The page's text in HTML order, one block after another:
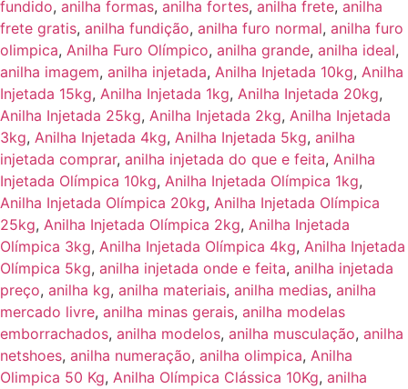
fundido, anilha formas, anilha fortes, anilha frete, anilha
frete gratis, anilha fundição, anilha furo normal, anilha furo
olimpica, Anilha Furo Olímpico, anilha grande, anilha ideal,
anilha imagem, anilha injetada, Anilha Injetada 10kg, Anilha
Injetada 15kg, Anilha Injetada 1kg, Anilha Injetada 20kg,
Anilha Injetada 25kg, Anilha Injetada 2kg, Anilha Injetada
3kg, Anilha Injetada 4kg, Anilha Injetada 5kg, anilha
injetada comprar, anilha injetada do que e feita, Anilha
Injetada Olímpica 10kg, Anilha Injetada Olímpica 1kg,
Anilha Injetada Olímpica 20kg, Anilha Injetada Olímpica
25kg, Anilha Injetada Olímpica 2kg, Anilha Injetada
Olímpica 3kg, Anilha Injetada Olímpica 4kg, Anilha Injetada
Olímpica 5kg, anilha injetada onde e feita, anilha injetada
preço, anilha kg, anilha materiais, anilha medias, anilha
mercado livre, anilha minas gerais, anilha modelas
emborrachados, anilha modelos, anilha musculação, anilha
netshoes, anilha numeração, anilha olimpica, Anilha
Olimpica 50 Kg, Anilha Olímpica Clássica 10Kg, anilha